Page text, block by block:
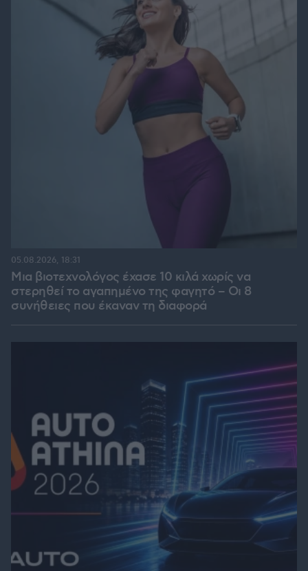
Μια βιοτεχνολόγος έχασε 10 κιλά χωρίς να
στερηθεί το αγαπημένο της φαγητό – Οι 8
συνήθειες που έκαναν τη διαφορά
05.08.2026, 18:31